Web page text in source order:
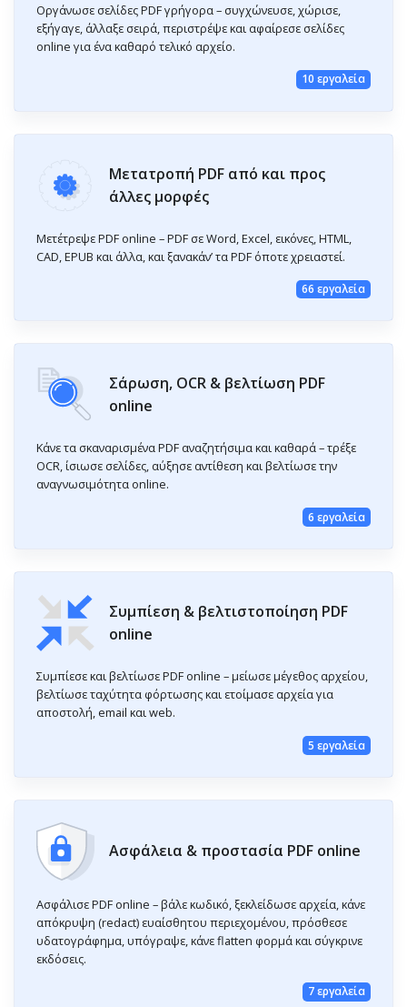
Οργάνωσε σελίδες PDF γρήγορα – συγχώνευσε, χώρισε,
εξήγαγε, άλλαξε σειρά, περιστρέψε και αφαίρεσε σελίδες
online για ένα καθαρό τελικό αρχείο.
10 εργαλεία
Μετατροπή PDF από και προς
άλλες μορφές
Μετέτρεψε PDF online – PDF σε Word, Excel, εικόνες, HTML,
CAD, EPUB και άλλα, και ξανακάν’ τα PDF όποτε χρειαστεί.
66 εργαλεία
Σάρωση, OCR & βελτίωση PDF
online
Κάνε τα σκαναρισμένα PDF αναζητήσιμα και καθαρά – τρέξε
OCR, ίσιωσε σελίδες, αύξησε αντίθεση και βελτίωσε την
αναγνωσιμότητα online.
6 εργαλεία
Συμπίεση & βελτιστοποίηση PDF
online
Συμπίεσε και βελτίωσε PDF online – μείωσε μέγεθος αρχείου,
βελτίωσε ταχύτητα φόρτωσης και ετοίμασε αρχεία για
αποστολή, email και web.
5 εργαλεία
Ασφάλεια & προστασία PDF online
Ασφάλισε PDF online – βάλε κωδικό, ξεκλείδωσε αρχεία, κάνε
απόκρυψη (redact) ευαίσθητου περιεχομένου, πρόσθεσε
υδατογράφημα, υπόγραψε, κάνε flatten φορμά και σύγκρινε
εκδόσεις.
7 εργαλεία